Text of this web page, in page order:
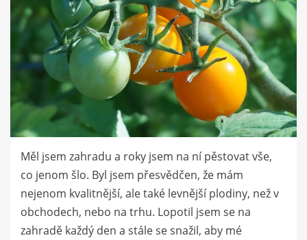
Měl jsem zahradu a roky jsem na ní pěstovat vše,
co jenom šlo. Byl jsem přesvědčen, že mám
nejenom kvalitnější, ale také levnější plodiny, než v
obchodech, nebo na trhu. Lopotil jsem se na
zahradě každý den a stále se snažil, aby mé